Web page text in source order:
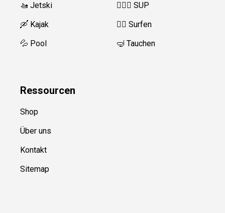
🚤 Jetski
🛶 Kajak
💦 Pool
🏄‍♀️🛶 SUP
🏄‍♂️ Surfen
🤿 Tauchen
Ressourcen
Shop
Über uns
Kontakt
Sitemap